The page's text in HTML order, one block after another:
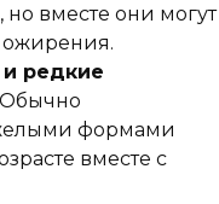
но вместе они могут
ожирения.
редкие
Обычно
формами
вместе с